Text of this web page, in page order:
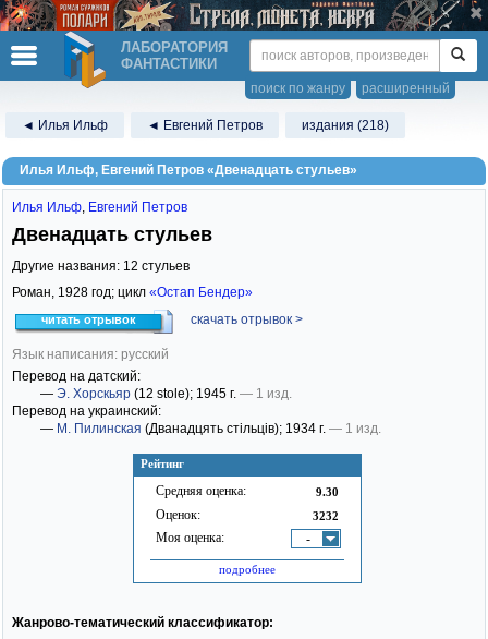
ЛАБОРАТОРИЯ
ФАНТАСТИКИ
расширенный
поиск по жанру
◄ Илья Ильф ◄ Евгений Петров издания (218)
Илья Ильф, Евгений Петров «Двенадцать стульев»
Рейтинг
Средняя оценка: 9.30
Оценок: 3232
Моя оценка: -
подробнее
Илья Ильф, Евгений Петров
Двенадцать стульев
Другие названия: 12 стульев
Роман, 1928 год; цикл «Остап Бендер»
читать отрывок скачать отрывок >
Язык написания: русский
Перевод на датский:
— Э. Хорскьяр (12 stole); 1945 г. — 1 изд.
Перевод на украинский:
— М. Пилинская (Дванадцять стiльцiв); 1934 г. — 1 изд.
Жанрово-тематический классификатор: